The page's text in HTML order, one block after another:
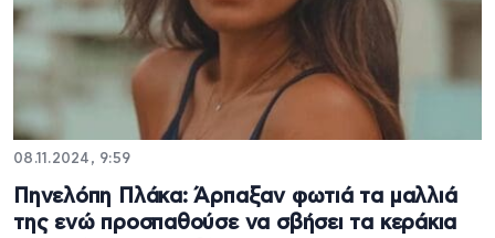
08.11.2024, 9:59
Πηνελόπη Πλάκα: Άρπαξαν φωτιά τα μαλλιά
της ενώ προσπαθούσε να σβήσει τα κεράκια